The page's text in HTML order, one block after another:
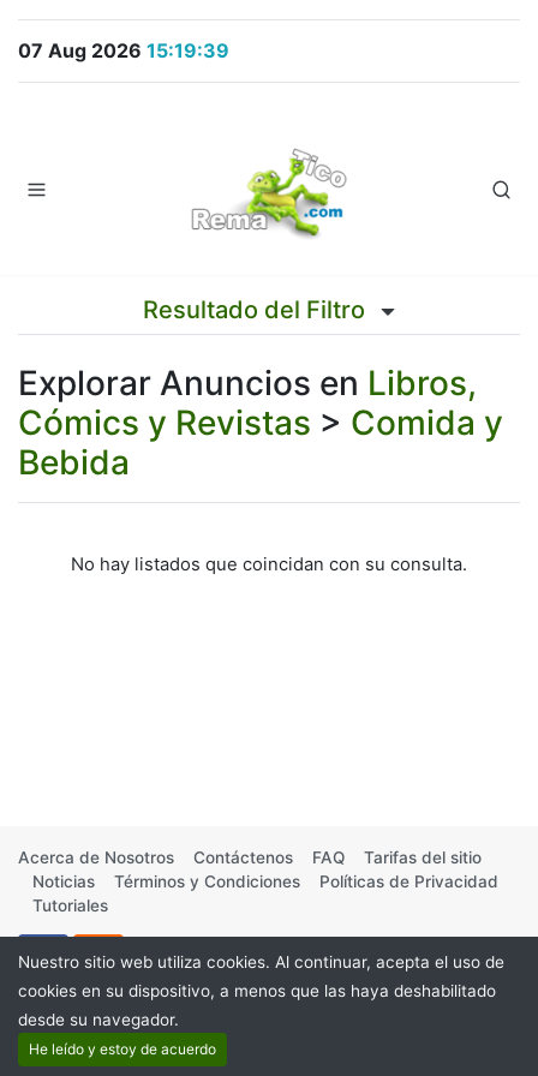
07 Aug 2026 15:19:39
Resultado del Filtro
Explorar Anuncios en Libros,
Cómics y Revistas > Comida y
Bebida
No hay listados que coincidan con su consulta.
Acerca de Nosotros Contáctenos FAQ
Tarifas del sitio
Noticias
Términos y Condiciones
Políticas de Privacidad
Tutoriales
Nuestro sitio web utiliza cookies. Al continuar, acepta el uso de
cookies en su dispositivo, a menos que las haya deshabilitado
desde su navegador.
He leído y estoy de acuerdo